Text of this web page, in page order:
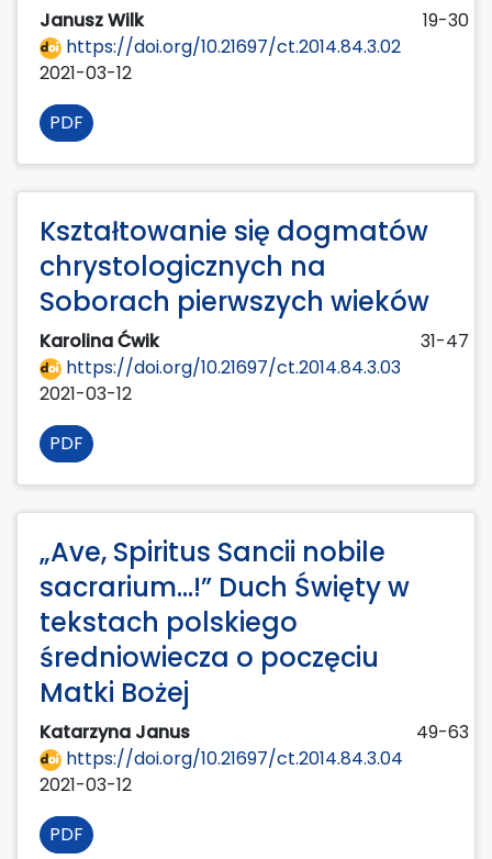
Janusz Wilk
19-30
https://doi.org/10.21697/ct.2014.84.3.02
2021-03-12
PDF
Kształtowanie się dogmatów
chrystologicznych na
Soborach pierwszych wieków
Karolina Ćwik
31-47
https://doi.org/10.21697/ct.2014.84.3.03
2021-03-12
PDF
„Ave, Spiritus Sancii nobile
sacrarium...!” Duch Święty w
tekstach polskiego
średniowiecza o poczęciu
Matki Bożej
Katarzyna Janus
49-63
https://doi.org/10.21697/ct.2014.84.3.04
2021-03-12
PDF